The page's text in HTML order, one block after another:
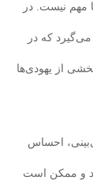
مهم نیست. در
که در
از یهودی‌ها
احساس
و ممکن است